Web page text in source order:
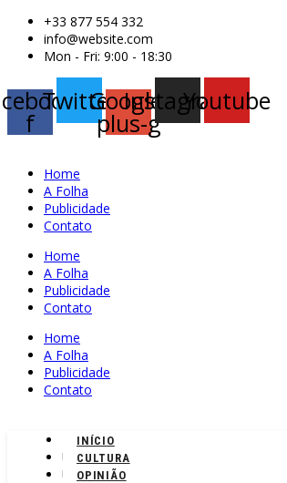
+33 877 554 332
info@website.com
Mon - Fri: 9:00 - 18:30
f
TwitterGoogle-
plus-g
Instagram
Youtube
Home
A Folha
Publicidade
Contato
Home
A Folha
Publicidade
Contato
Home
A Folha
Publicidade
Contato
INÍCIO
CULTURA
OPINIÃO